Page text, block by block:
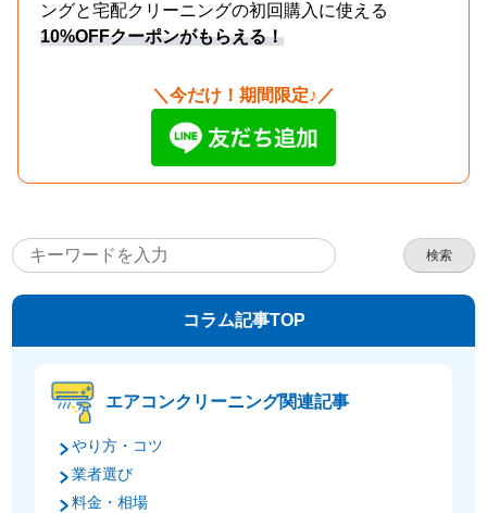
ングと宅配クリーニングの初回購入に使える
10%OFFクーポンがもらえる！
＼今だけ！期間限定♪／
検索
コラム記事TOP
エアコンクリーニング関連記事
やり方・コツ
業者選び
料金・相場